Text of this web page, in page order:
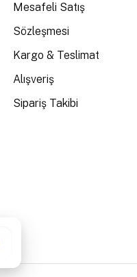
Mesafeli Satış
Sözleşmesi
Kargo & Teslimat
Alışveriş
Sipariş Takibi